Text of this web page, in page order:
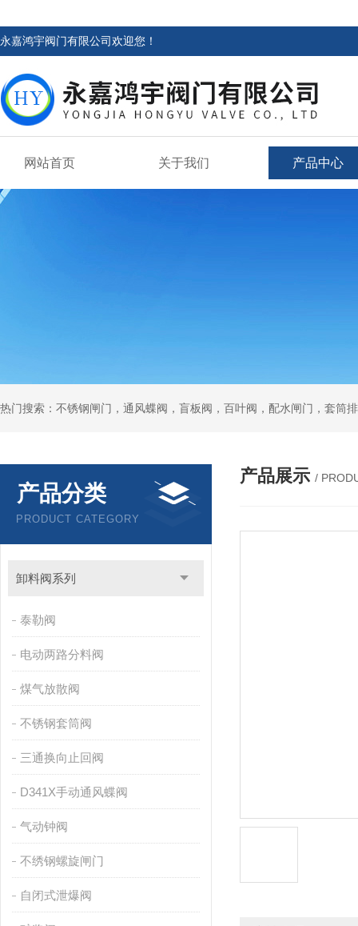
永嘉鸿宇阀门有限公司欢迎您！
网站首页 关于我们 产品中心
热门搜索：不锈钢闸门，通风蝶阀，盲板阀，百叶阀，配水闸门，套筒
产品分类
PRODUCT CATEGORY
卸料阀系列
泰勒阀
电动两路分料阀
煤气放散阀
不锈钢套筒阀
三通换向止回阀
D341X手动通风蝶阀
气动钟阀
不绣钢螺旋闸门
自闭式泄爆阀
产品展示 /